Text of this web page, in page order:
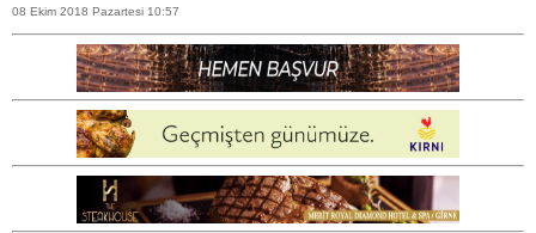
08 Ekim 2018 Pazartesi 10:57